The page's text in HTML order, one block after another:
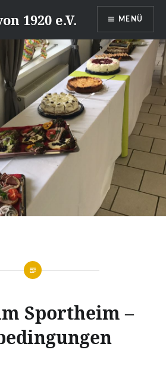
1920 e.V. MENÜ
Sportheim –